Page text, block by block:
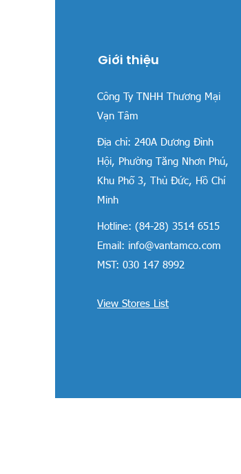
Giới thiệu
Công Ty TNHH Thương Mại
Vạn Tâm
Địa chỉ:240A Dương Đình
Hội, Phường Tăng Nhơn Phú,
Khu Phố 3, Thủ Đức, Hồ Chí
Minh
Hotline: (84-28) 3514 6515
Email: info@vantamco.com
MST: 030 147 8992
View Stores List